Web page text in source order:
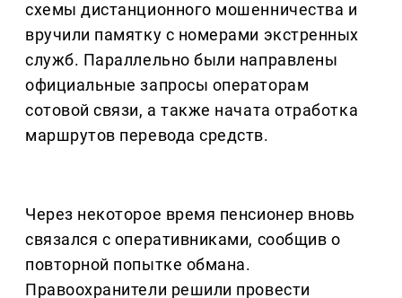
схемы дистанционного мошенничества и
вручили памятку с номерами экстренных
служб. Параллельно были направлены
официальные запросы операторам
сотовой связи, а также начата отработка
маршрутов перевода средств.
Через некоторое время пенсионер вновь
связался с оперативниками, сообщив о
повторной попытке обмана.
Правоохранители решили провести